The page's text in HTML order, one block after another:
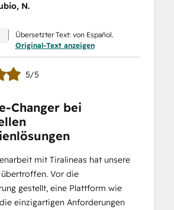
N.
Übersetzter Text: von Español.
Original-Text anzeigen
5/5
Changer bei
mit Tiralineas hat unsere
übertroffen. Vor die
gestellt, eine Plattform wie
einzigartigen Anforderungen